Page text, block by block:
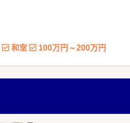
和室 100万円～200万円